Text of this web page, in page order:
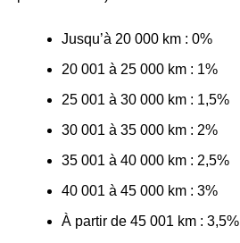
Jusqu’à 20 000 km : 0%
20 001 à 25 000 km : 1%
25 001 à 30 000 km : 1,5%
30 001 à 35 000 km : 2%
35 001 à 40 000 km : 2,5%
40 001 à 45 000 km : 3%
À partir de 45 001 km : 3,5%